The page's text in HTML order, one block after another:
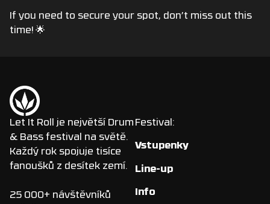
If you need to secure your spot, don’t miss out this
time! 🌟
Let It Roll je největší Drum
& Bass festival na světě.
Každý rok spojuje tisíce
fanoušků z desítek zemí.
25 000+ návštěvníků
Festival:
Vstupenky
Line-up
Info